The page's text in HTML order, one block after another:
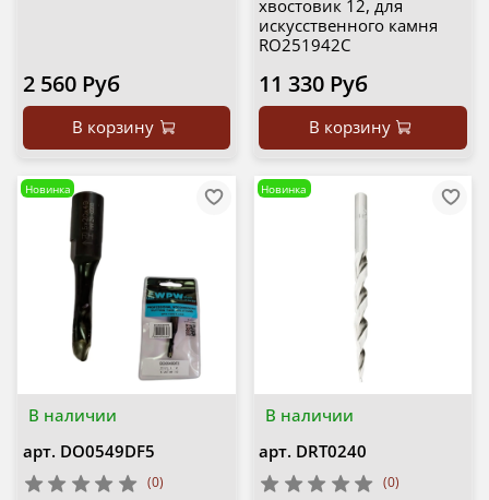
2 560 Руб
В корзину
хвостовик 12, для
искусственного камня
RO251942C
11 330 Руб
В корзину
В наличии
Новинка
арт. DO0549DF5
(0)
В наличии
Новинка
арт. DRT0240
(0)